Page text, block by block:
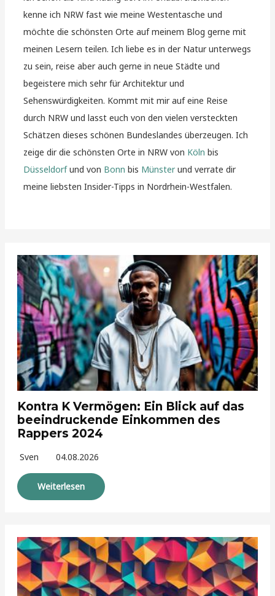
kenne ich NRW fast wie meine Westentasche und
möchte die schönsten Orte auf meinem Blog gerne mit
meinen Lesern teilen. Ich liebe es in der Natur unterwegs
zu sein, reise aber auch gerne in neue Städte und
begeistere mich sehr für Architektur und
Sehenswürdigkeiten. Kommt mit mir auf eine Reise
durch NRW und lasst euch von den vielen versteckten
Schätzen dieses schönen Bundeslandes überzeugen. Ich
zeige dir die schönsten Orte in NRW von Köln bis
Düsseldorfund von Bonn bis Münsterund verrate dir
meine liebsten Insider-Tipps in Nordrhein-Westfalen.
Kontra K Vermögen: Ein Blick auf das
beeindruckende Einkommen des
Rappers 2024
Sven 04.08.2026
Weiterlesen